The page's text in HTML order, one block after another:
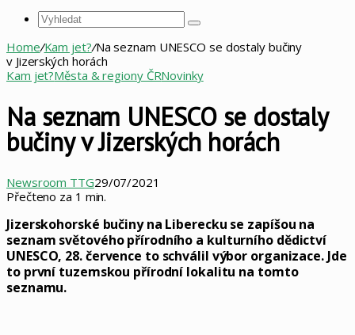
Vyhledat
Home/Kam jet?/Na seznam UNESCO se dostaly bučiny
v Jizerských horách
Kam jet?Města & regiony ČRNovinky
Na seznam UNESCO se dostaly
bučiny v Jizerských horách
Newsroom TTG29/07/2021
Přečteno za 1 min.
Jizerskohorské bučiny na Liberecku se zapíšou na
seznam světového přírodního a kulturního dědictví
UNESCO, 28. července to schválil výbor organizace. Jde
to první tuzemskou přírodní lokalitu na tomto
seznamu.